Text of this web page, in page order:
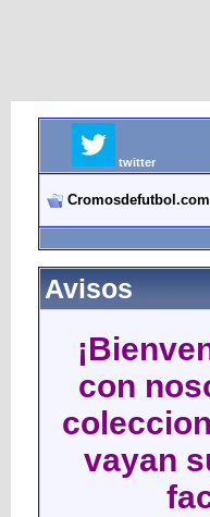
twitter
Cromosdefutbol.com
Avisos
con
vayan